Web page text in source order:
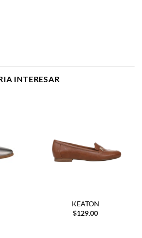
INTERESAR
KEATON
$129.00